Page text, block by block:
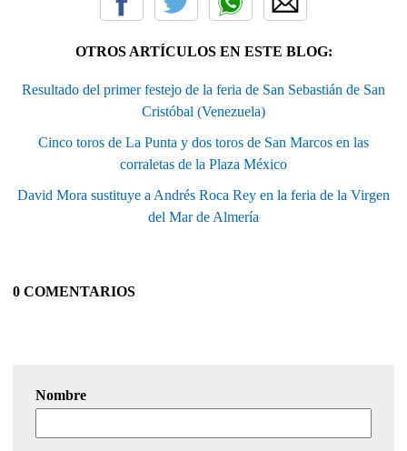
OTROS ARTÍCULOS EN ESTE BLOG:
Resultado del primer festejo de la feria de San Sebastián de San
Cristóbal (Venezuela)
Cinco toros de La Punta y dos toros de San Marcos en las
corraletas de la Plaza México
David Mora sustituye a Andrés Roca Rey en la feria de la Virgen
del Mar de Almería
0 COMENTARIOS
Nombre